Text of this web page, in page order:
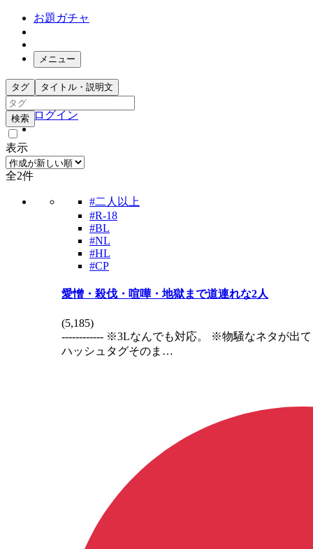
お題ガチャ
メニュー
お題箱
ガチャ検索
ログイン
タグ タイトル・説明文
検索
表示
全2件
#二人以上
#R-18
#BL
#NL
#HL
#CP
愛憎・殺伐・喧嘩・地獄まで道連れな2人
(5,185)
------------ ※3Lなんでも対応。 ※物騒なネタが出
ハッシュタグそのま…